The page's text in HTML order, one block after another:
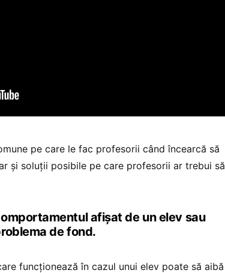
pe care le fac profesorii când încearcă să
și soluții posibile pe care profesorii ar trebui să
afișat de un elev sau
de fond.
funcționează în cazul unui elev poate să aibă